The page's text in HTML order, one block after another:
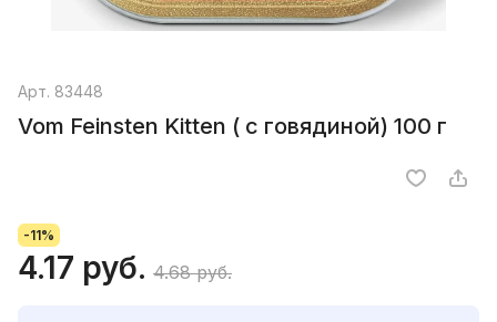
Арт. 83448
Vom Feinsten Kitten ( с говядиной) 100 г
-11%
4.17 руб. 4.68 руб.